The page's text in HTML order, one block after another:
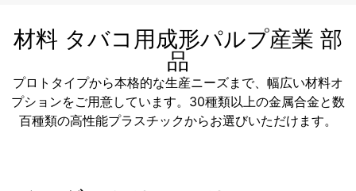
材料 タバコ用成形パルプ産業 部
品
プロトタイプから本格的な生産ニーズまで、幅広い材料オ
プションをご用意しています。30種類以上の金属合金と数
百種類の高性能プラスチックからお選びいただけます。